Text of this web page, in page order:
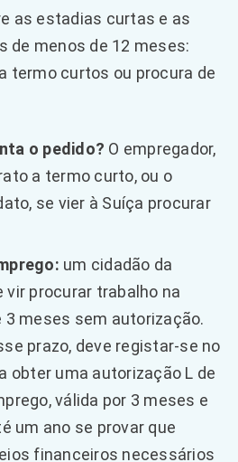
as estadias curtas e as
de menos de 12 meses:
termo curtos ou procura de
o pedido? O empregador,
a termo curto, ou o
se vier à Suíça procurar
um cidadão da
vir procurar trabalho na
3 meses sem autorização.
prazo, deve registar-se no
obter uma autorização L de
válida por 3 meses e
um ano se provar que
financeiros necessários